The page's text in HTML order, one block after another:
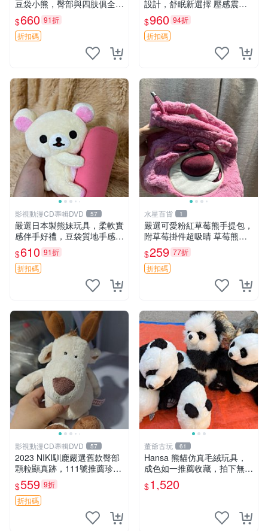
豆袋小熊，臀部與四肢俱全，
坐高11公分，附原盒與吊牌
收藏。藍鼻子小熊，值得擁有
玩具 憶熊
$660 91折
折扣碼
設計，舒眠新選擇 壓感震動
頭枕 確切尺寸 小巧便攜
$960 94折
折扣碼
影視動漫CD專輯DVD 57
嚴選日本製熊妹玩具，柔軟實
感伴手好禮，豆袋質地手感
佳，抱枕小熊 recom 推薦 白
色豆袋 玩具
$610 91折
折扣碼
水星百貨 1
嚴選可愛粉紅草莓熊手提包，
附草莓掛件超吸睛 草莓熊手
提包 草莓掛件 可愛portunes
e
$259 77折
折扣碼
影視動漫CD專輯DVD 57
2023 NIKI馴鹿嚴選舊款臀部
顆粒顯真跡，111號推薦珍藏
品 馴鹿 舊款 尾巴顆粒
$559 9折
折扣碼
董爺古玩 61
Hansa 熊貓仿真毛絨玩具，
成色如一推薦收藏，拍下無疑
心 熊貓 毛絨玩具 收藏
$1,520